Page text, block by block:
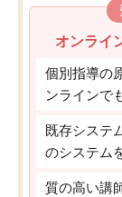
オンライ
個別指導の
ンラインで
既存システ
のシステム
質の高い講